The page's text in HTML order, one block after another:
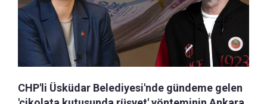
CHP'li Üsküdar Belediyesi'nde gündeme gelen